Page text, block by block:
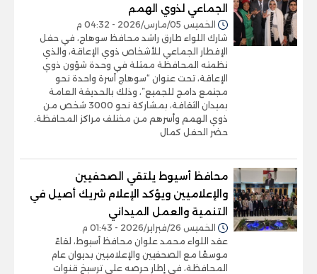
الجماعي لذوي الهمم
الخميس 05/مارس/2026 - 04:32 م
شارك اللواء طارق راشد محافظ سوهاج، في حفل
الإفطار الجماعي للأشخاص ذوي الإعاقة، والذي
نظمته المحافظة ممثلة في وحدة شؤون ذوي
الإعاقة، تحت عنوان “سوهاج أسرة واحدة نحو
مجتمع دامج للجميع”، وذلك بالحديقة العامة
بميدان الثقافة، بمشاركة نحو 3000 شخص من
ذوي الهمم وأسرهم من مختلف مراكز المحافظة.
حضر الحفل كمال
محافظ أسيوط يلتقي الصحفيين
والإعلاميين ويؤكد الإعلام شريك أصيل في
التنمية والعمل الميداني
الخميس 26/فبراير/2026 - 01:43 م
عقد اللواء محمد علوان محافظ أسيوط، لقاءً
موسعًا مع الصحفيين والإعلاميين بديوان عام
المحافظة، في إطار حرصه على ترسيخ قنوات